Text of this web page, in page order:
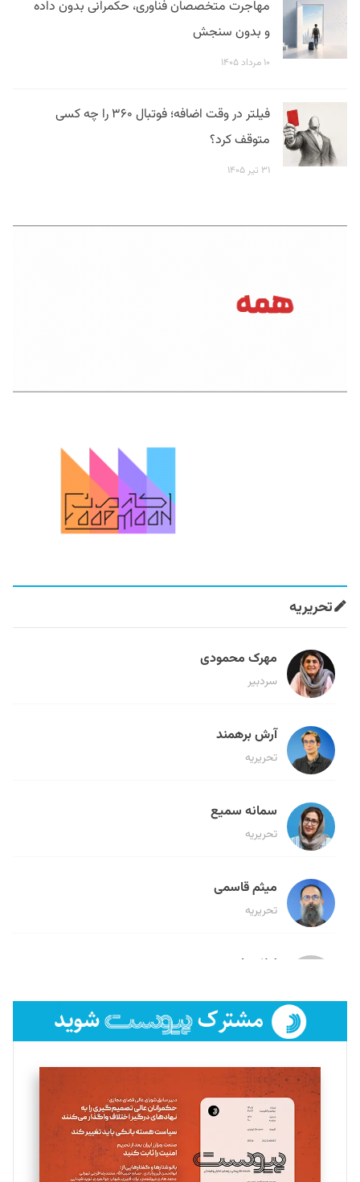
مهاجرت متخصصان فناوری، حکمرانی بدون داده
و بدون سنجش
۱۰ مرداد ۱۴۰۵
فیلتر در وقت اضافه؛ فوتبال ۳۶۰ را چه کسی
متوقف کرد؟
۳۱ تیر ۱۴۰۵
تحریریه
مهرک محمودی
سردبیر
آرش برهمند
تحریریه
سمانه سمیع
تحریریه
میثم قاسمی
تحریریه
لیلا حنارود
فائزه فتحی رستمی
تحریریه
سروش کرمیان
تحریریه